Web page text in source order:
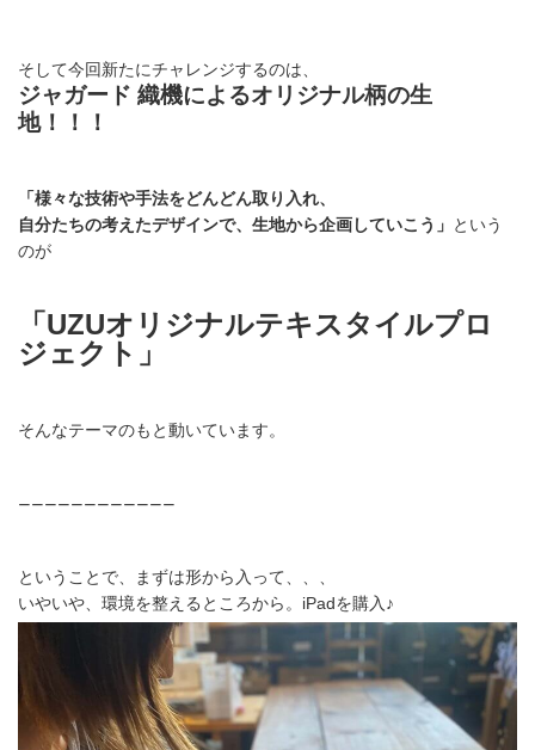
そして今回新たにチャレンジするのは、
ジャガード 織機によるオリジナル柄の生
地！！！
「様々な技術や手法をどんどん取り入れ、
自分たちの考えたデザインで、生地から企画していこう」 という
のが
「UZUオリジナルテキスタイルプロ
ジェクト」
そんなテーマのもと動いています。
————————————
ということで、まずは形から入って、、、
いやいや、環境を整えるところから。iPadを購入♪